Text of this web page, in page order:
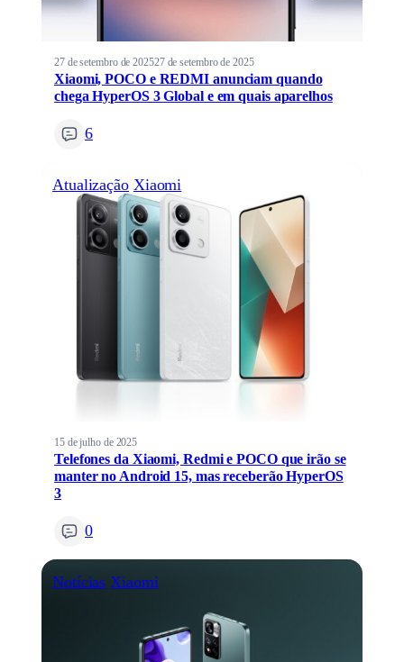
27 de setembro de 202527 de setembro de 2025
Xiaomi, POCO e REDMI anunciam quando
chega HyperOS 3 Global e em quais aparelhos
6
Atualização Xiaomi
15 de julho de 2025
Telefones da Xiaomi, Redmi e POCO que irão se
manter no Android 15, mas receberão HyperOS
3
0
Notícias Xiaomi